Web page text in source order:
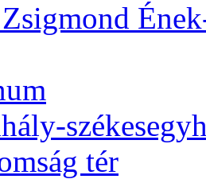
tér